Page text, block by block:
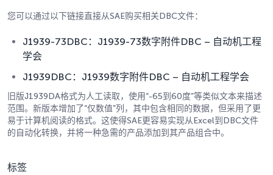
您可以通过以下链接直接从SAE购买相关DBC文件：
J1939-73DBC：J1939-73数字附件DBC – 自动机工程
学会
J1939DBC：J1939数字附件DBC – 自动机工程学会
旧版J1939DA格式为人工读取，使用“-65到60度”等类似文本来描述
范围。新版本增加了“仅数值”列，其中包含相同的数据，但采用了更
易于计算机阅读的格式。这使得SAE更容易实现从Excel到DBC文件
的自动化转换，并将一种急需的产品添加到其产品组合中。
标签